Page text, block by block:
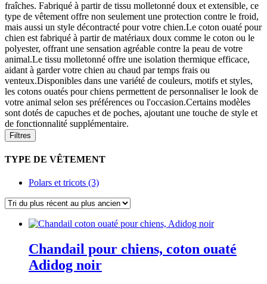
fraîches. Fabriqué à partir de tissu molletonné doux et extensible, ce
type de vêtement offre non seulement une protection contre le froid,
mais aussi un style décontracté pour votre chien.Le coton ouaté pour
chien est fabriqué à partir de matériaux doux comme le coton ou le
polyester, offrant une sensation agréable contre la peau de votre
animal.Le tissu molletonné offre une isolation thermique efficace,
aidant à garder votre chien au chaud par temps frais ou
venteux.Disponibles dans une variété de couleurs, motifs et styles,
les cotons ouatés pour chiens permettent de personnaliser le look de
votre animal selon ses préférences ou l'occasion.Certains modèles
sont dotés de capuches et de poches, ajoutant une touche de style et
de fonctionnalité supplémentaire.
Filtres
TYPE DE VÊTEMENT
Polars et tricots (3)
Chandail pour chiens, coton ouaté
Adidog noir